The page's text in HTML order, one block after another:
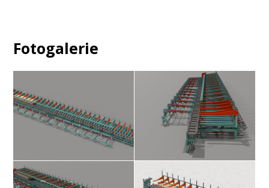
Fotogalerie